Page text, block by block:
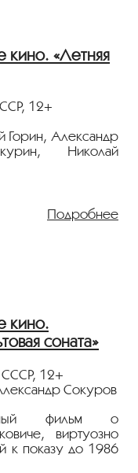
«Летняя
12+
Горин, Александр
Николай
Клёпикова
вышла замуж»).
школьников,
базы для
Неожиданно на
и подростки
из коллекции
программы
Подробнее
кино.
соната»
СССР, 12+
Сокуров
фильм о
виртуозно
к показу до 1986